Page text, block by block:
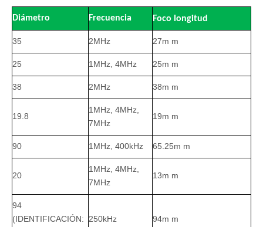
Diámetro Frecuencia Foco longitud
35 2MHz 27m m
25 1MHz, 4MHz 25m m
38 2MHz 38m m
19.8
1MHz, 4MHz,
7MHz
19m m
90 1MHz, 400kHz 65.25m m
20
1MHz, 4MHz,
7MHz
13m m
94
(IDENTIFICACIÓN:
250kHz 94m m